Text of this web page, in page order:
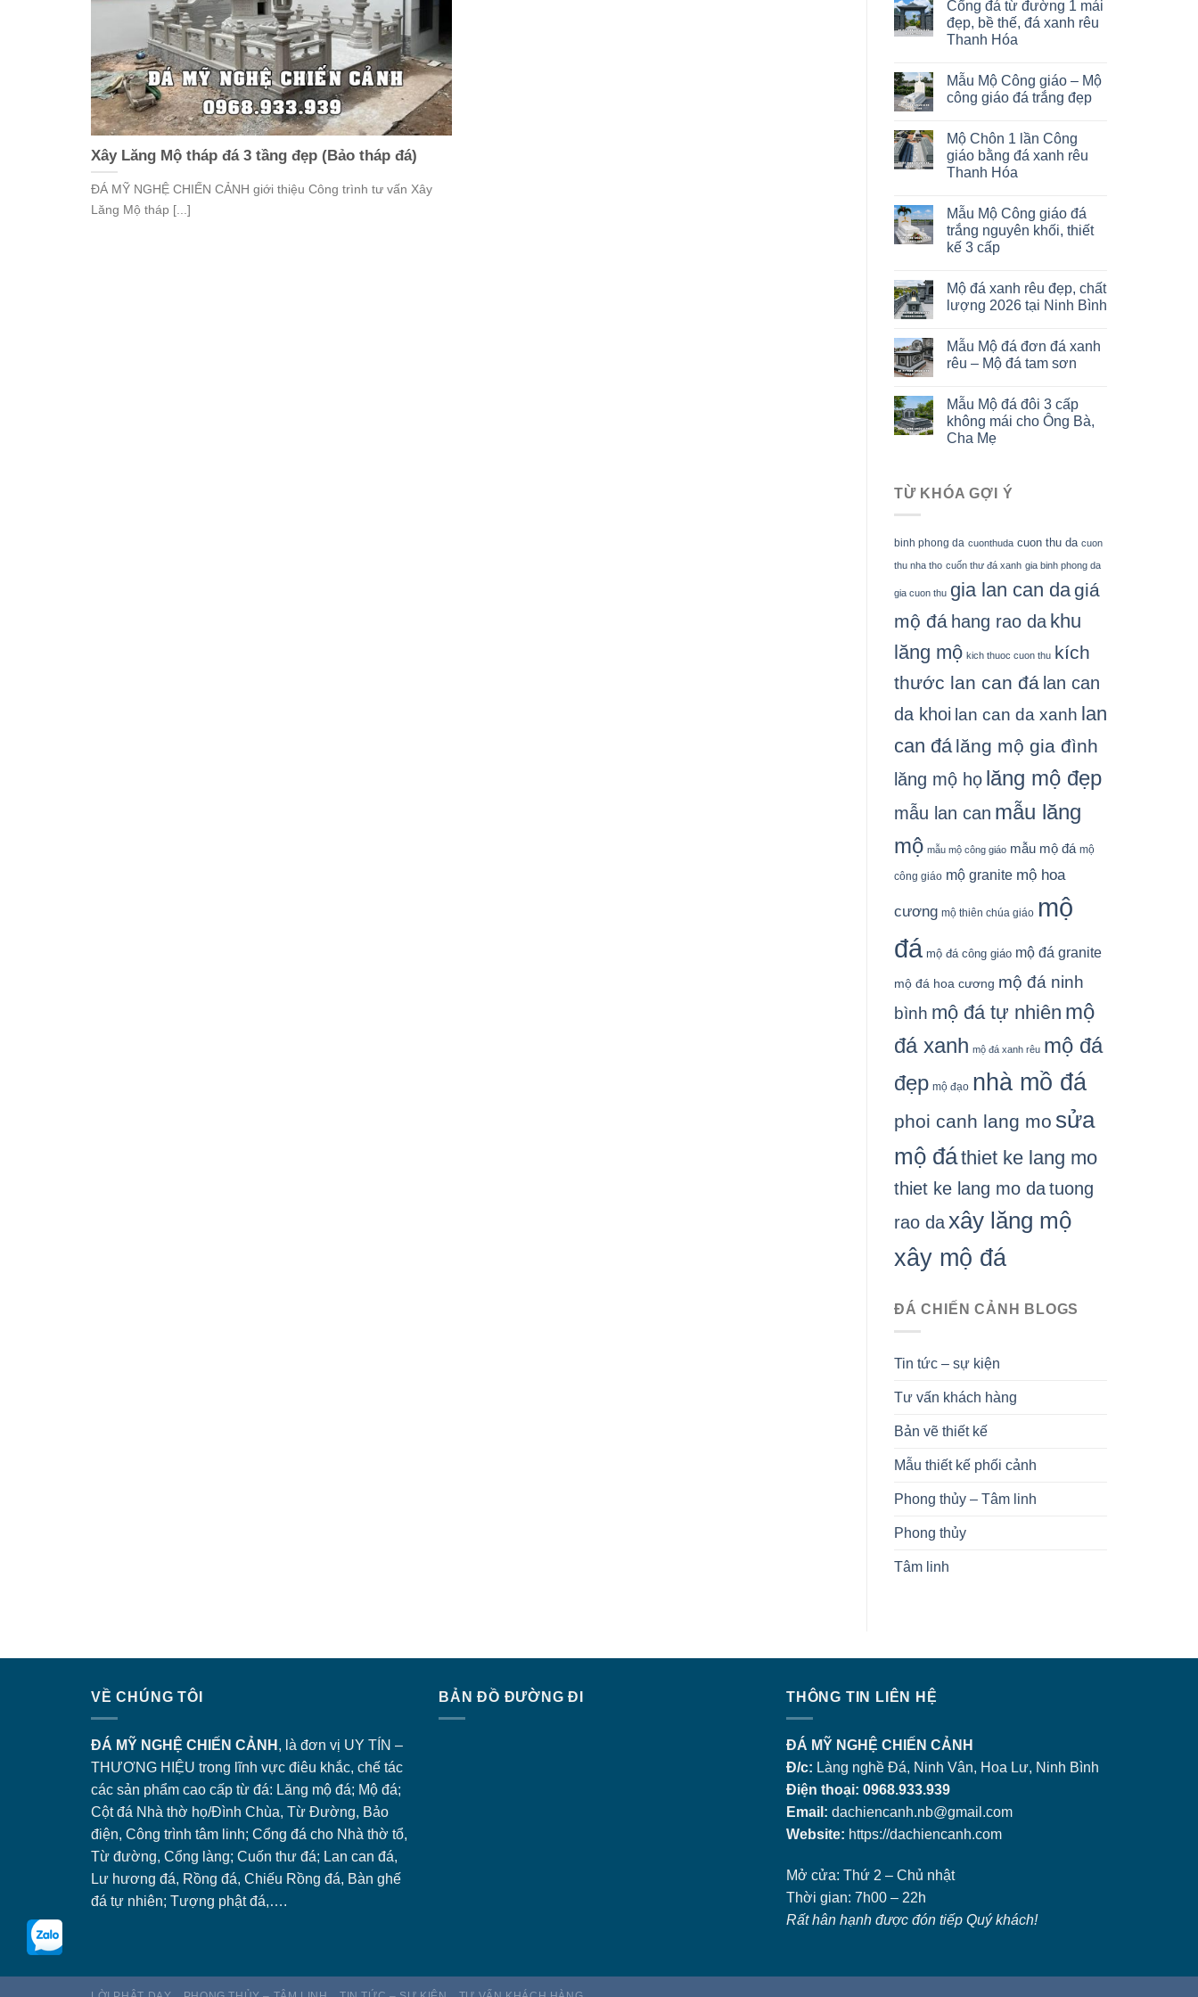
Xây Lăng Mộ tháp đá 3 tầng đẹp (Bảo tháp đá)
ĐÁ MỸ NGHỆ CHIẾN CẢNH giới thiệu Công trình tư vấn Xây
Lăng Mộ tháp [...]
Cổng đá từ đường 1 mái
đẹp, bề thế, đá xanh rêu
Thanh Hóa
Mẫu Mộ Công giáo – Mộ
công giáo đá trắng đẹp
Mộ Chôn 1 lần Công
giáo bằng đá xanh rêu
Thanh Hóa
Mẫu Mộ Công giáo đá
trắng nguyên khối, thiết
kế 3 cấp
Mộ đá xanh rêu đẹp, chất
lượng 2026 tại Ninh Bình
Mẫu Mộ đá đơn đá xanh
rêu – Mộ đá tam sơn
Mẫu Mộ đá đôi 3 cấp
không mái cho Ông Bà,
Cha Mẹ
TỪ KHÓA GỢI Ý
binh phong da cuonthuda cuon thu da cuon
thu nha tho cuốn thư đá xanh gia binh phong da
gia cuon thu gia lan can dagiá
mộ đá hang rao da khu
lăng mộ kich thuoc cuon thu kích
thước lan can đá lan can
da khoi lan can da xanh lan
can đá lăng mộ gia đình
lăng mộ họ lăng mộ đẹp
mẫu lan can mẫu lăng
mộ mẫu mộ công giáo mẫu mộ đá mộ
công giáo mộ granite mộ hoa
cương mộ thiên chúa giáo mộ
đá mộ đá công giáo mộ đá granite
mộ đá hoa cương mộ đá ninh
bình mộ đá tự nhiên mộ
đá xanh mộ đá xanh rêu mộ đá
đẹp mộ đạo nhà mồ đá
phoi canh lang mo sửa
mộ đáthiet ke lang mo
thiet ke lang mo datuong
rao daxây lăng mộ
xây mộ đá
ĐÁ CHIẾN CẢNH BLOGS
Tin tức – sự kiện
Tư vấn khách hàng
Bản vẽ thiết kế
Mẫu thiết kế phối cảnh
Phong thủy – Tâm linh
Phong thủy
Tâm linh
VỀ CHÚNG TÔI
ĐÁ MỸ NGHỆ CHIẾN CẢNH , là đơn vị UY TÍN –
THƯƠNG HIỆU trong lĩnh vực điêu khắc, chế tác
các sản phẩm cao cấp từ đá: Lăng mộ đá; Mộ đá;
Cột đá Nhà thờ họ/Đình Chùa, Từ Đường, Bảo
điện, Công trình tâm linh; Cổng đá cho Nhà thờ tổ,
Từ đường, Cổng làng; Cuốn thư đá; Lan can đá,
Lư hương đá, Rồng đá, Chiếu Rồng đá, Bàn ghế
đá tự nhiên; Tượng phật đá,….
BẢN ĐỒ ĐƯỜNG ĐI THÔNG TIN LIÊN HỆ
ĐÁ MỸ NGHỆ CHIẾN CẢNH
Đ/c: Làng nghề Đá, Ninh Vân, Hoa Lư, Ninh Bình
Điện thoại: 0968.933.939
Email: dachiencanh.nb@gmail.com
Website: https://dachiencanh.com
Mở cửa: Thứ 2 – Chủ nhật
Thời gian: 7h00 – 22h
Rất hân hạnh được đón tiếp Quý khách!